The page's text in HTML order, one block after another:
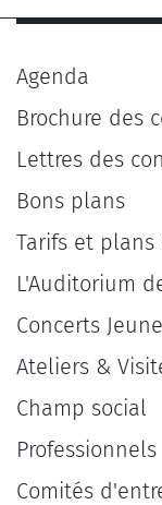
Agenda
Brochure des
Lettres des
Bons plans
Tarifs et plans
L'Auditorium
Concerts
Ateliers &
Champ social
Professionnels
Comités